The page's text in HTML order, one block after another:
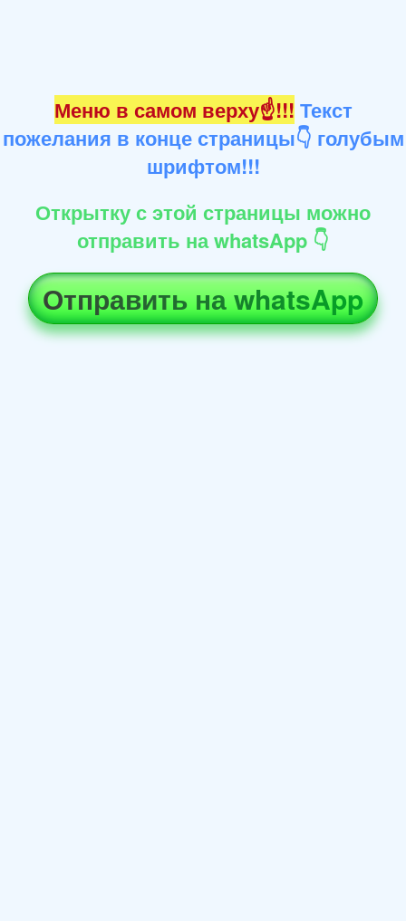
Меню в самом верху☝!!! Текст
пожелания в конце страницы👇 голубым
шрифтом!!!
Открытку с этой страницы можно
отправить на whatsApp 👇
Отправить на whatsApp